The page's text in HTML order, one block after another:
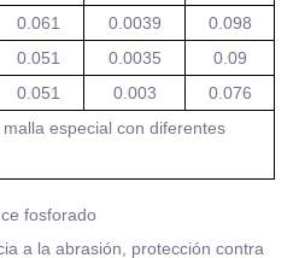
0.061 0.0039
0.098
0.051 0.0035
0.09
0.051 0.003
0.076
especial con diferentes
fosforado
a la abrasión, protección contra